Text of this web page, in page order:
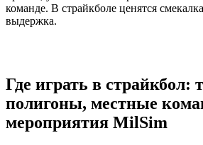
команде. В страйкболе ценятся
выдержка.
Где играть в страйкбол:
полигоны, местные
мероприятия MilSim